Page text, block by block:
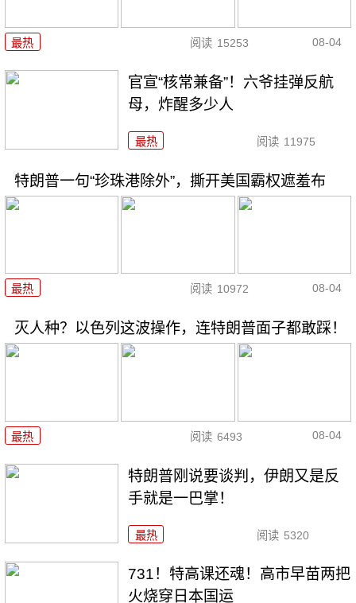
最热 阅读 15253 08-04
官宣“核常兼备”！六爷挂弹反航
母，炸醒多少人
最热 阅读 11975
特朗普一句“珍珠港除外”，撕开美国霸权遮羞布
最热 阅读 10972 08-04
灭人种？以色列这波操作，连特朗普面子都敢踩！
最热 阅读 6493 08-04
特朗普刚说要谈判，伊朗又是反
手就是一巴掌！
最热 阅读 5320
731！特高课还魂！高市早苗两把
火烧穿日本国运